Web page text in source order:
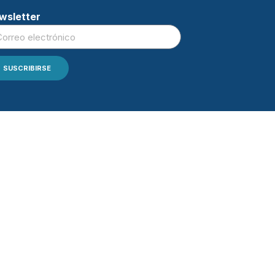
SUSCRIBIRSE